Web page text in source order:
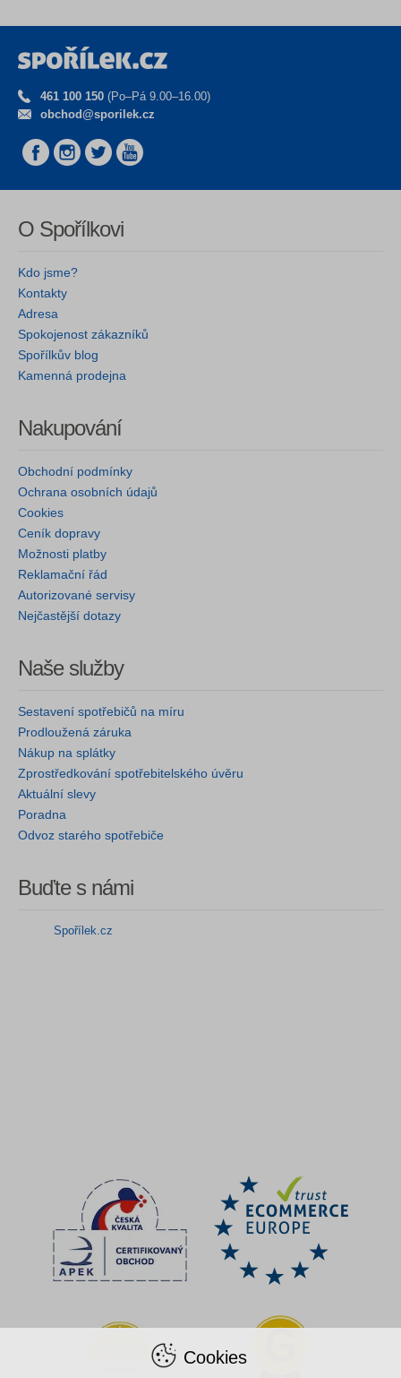
461 100 150 (Po–Pá 9.00–16.00)
obchod@sporilek.cz
O Spořílkovi
Kdo jsme?
Kontakty
Adresa
Spokojenost zákazníků
Spořílkův blog
Kamenná prodejna
Nakupování
Obchodní podmínky
Ochrana osobních údajů
Cookies
Ceník dopravy
Možnosti platby
Reklamační řád
Autorizované servisy
Nejčastější dotazy
Naše služby
Sestavení spotřebičů na míru
Prodloužená záruka
Nákup na splátky
Zprostředkování spotřebitelského úvěru
Aktuální slevy
Poradna
Odvoz starého spotřebiče
Buďte s námi
Spořílek.cz
Cookies